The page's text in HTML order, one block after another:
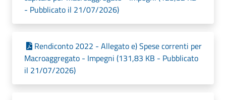
- Pubblicato il 21/07/2026)
Rendiconto 2022 - Allegato e) Spese correnti per
Macroaggregato - Impegni (131,83 KB - Pubblicato
il 21/07/2026)